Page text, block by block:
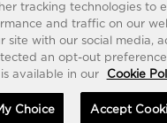
tracking technologies to
and traffic on our
site with our social media,
an opt-out
available in our
Cookie
Choice Accept